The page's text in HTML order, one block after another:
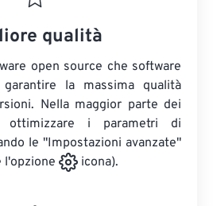
qualità
open source che software
la massima qualità
Nella maggior parte dei
ottimizzare i parametri di
le "Impostazioni avanzate"
l'opzione
icona).